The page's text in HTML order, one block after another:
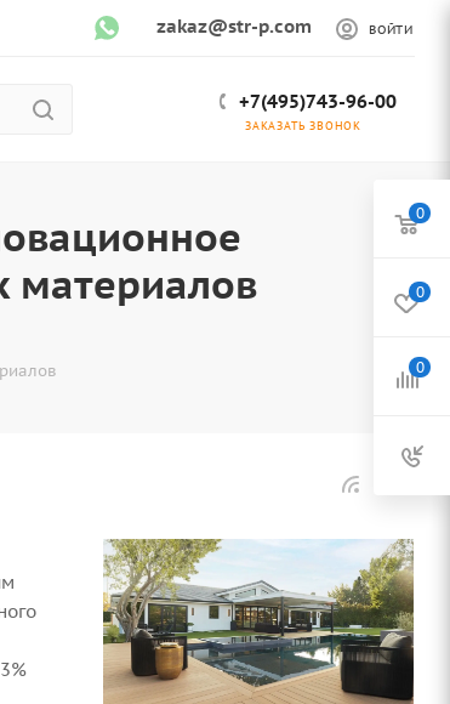
zakaz@str-p.com ВОЙТИ
+7(495)743-96-00
ЗАКАЗАТЬ ЗВОНОК
материалов
0
0
0